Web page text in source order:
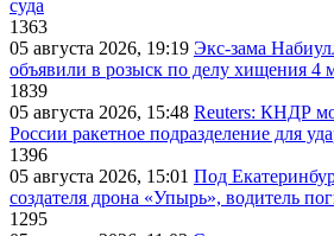
суда
1363
05 августа 2026, 19:19 Экс-зама
объявили в розыск по делу хищения 4
1839
05 августа 2026, 15:48 Reuters: КНДР
России ракетное подразделение для
1396
05 августа 2026, 15:01 Под
создателя дрона «Упырь», водитель
1295